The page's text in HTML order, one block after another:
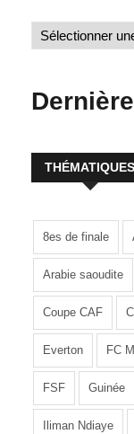
THÉMATIQUES
8es de finale
Arabie saoudite
Coupe CAF
Everton FC
FSF Guinée
Iliman Ndiaye